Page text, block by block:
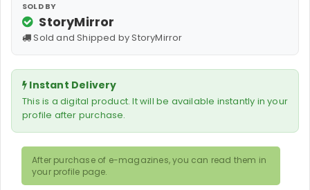
SOLD BY
StoryMirror
Sold and Shipped by StoryMirror
Instant Delivery
This is a digital product. It will be available instantly in your
profile after purchase.
After purchase of e-magazines, you can read them in
your profile page.